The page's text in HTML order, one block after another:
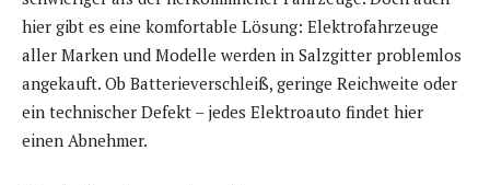
hier gibt es eine komfortable Lösung: Elektrofahrzeuge
aller Marken und Modelle werden in Salzgitter problemlos
angekauft. Ob Batterieverschleiß, geringe Reichweite oder
ein technischer Defekt – jedes Elektroauto findet hier
einen Abnehmer.